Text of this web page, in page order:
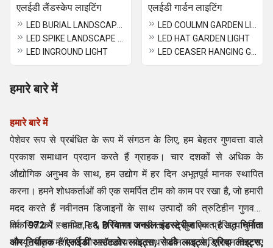
एलईडी लैंडस्केप लाइटिंग
LED INGROUND LIGHT
एलईडी गार्डन लाइटिंग
LED HAT GARDEN LIGHT
हमारे बारे में
हमारे बारे में
पेशेवर रूप से प्रबंधित के रूप में संगठन के लिए, हम बेहतर गुणवत्ता वाले
प्रकाश समाधान प्रदान करते हैं ग्राहक। चार दशकों से अधिक के
औद्योगिक अनुभव के साथ, हम उद्योग में हर दिन अभूतपूर्व मानक स्थापित
करना। हमने शोधकर्ताओं की एक समर्पित टीम को काम पर रखा है, जो हमारी
मदद करते हैं नवीनतम डिजाइनों के साथ उत्पादों की त्रुटिहीन गुणवत्ता
विकसित करें। हमारा R & D विभाग अच्छी तरह से सुसज्जित है अत्याधुनिक
कम्प्यूटरीकृत मशीनरी और सॉफ्टवेयर के साथ नवीन रूप से डिज़ाइन किए गए
वर्ष1972में स्थापित, हम,हरियाणा जनरल इंडस्ट्रीजएक प्रसिद्धनिर्माता
और निर्यातकहैंएलईडी आउटडोर लाइट्स, रोडवे लाइट्स, एरिया लाइट्स,